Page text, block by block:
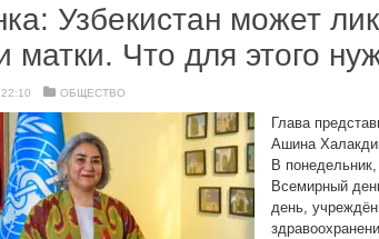
Узбекистан может
матки. Что для этого
ОБЩЕСТВО
Глава
Ашина
В
Всемирный
день,